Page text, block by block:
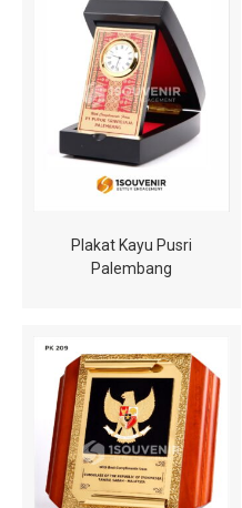
Plakat Kayu Pusri
Palembang